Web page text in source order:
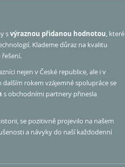
svýraznou přidanou hodnotou, které
Klademe důraz na kvalitu
nejen v České republice, ale i v
rokem vzájemné spolupráce se
s obchodními partnery přinesla
se pozitivně projevilo na našem
a návyky do naší každodenní